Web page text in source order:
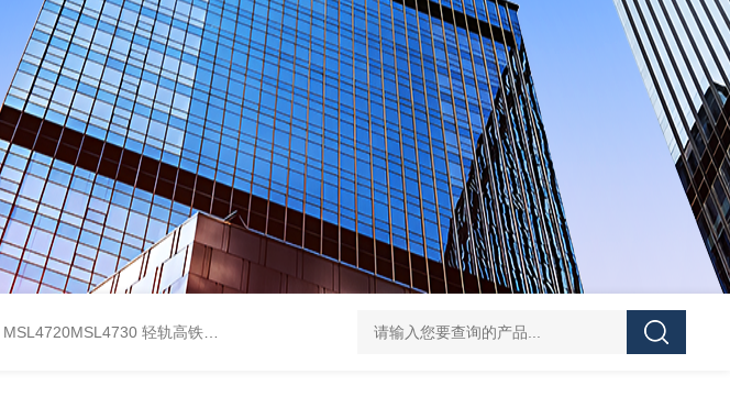
MSL4720MSL4730 轻轨高铁红黄绿白三色指示手电筒 便携式探照灯FW6116、移动式应急灯现货